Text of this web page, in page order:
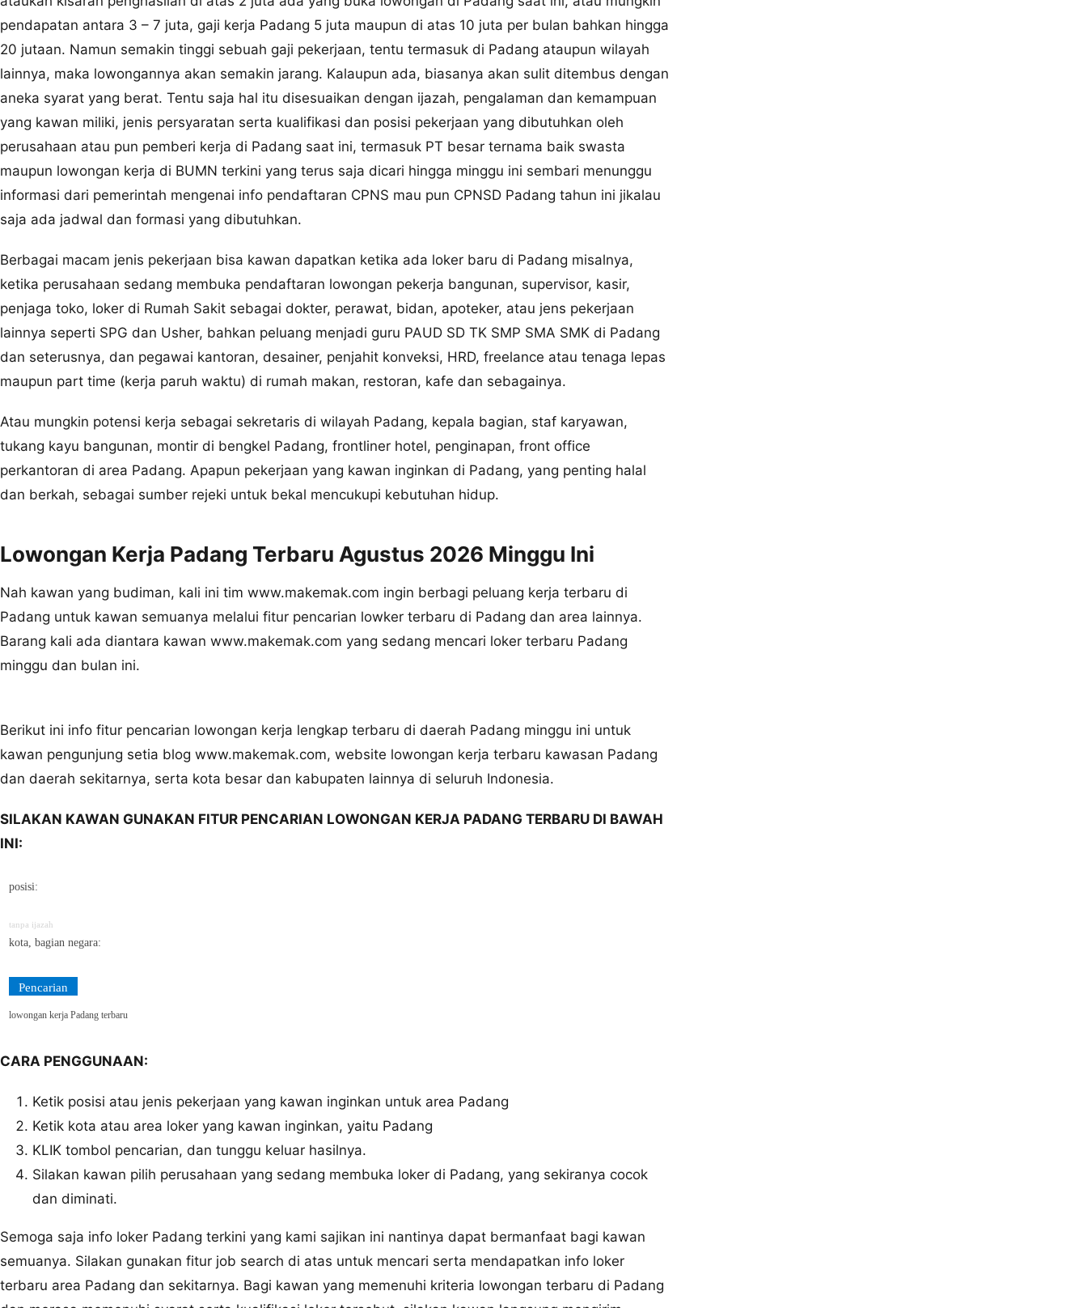
pendapatan antara 3 – 7 juta, gaji kerja Padang 5 juta maupun di atas 10 juta per bulan bahkan hingga
20 jutaan. Namun semakin tinggi sebuah gaji pekerjaan, tentu termasuk di Padang ataupun wilayah
lainnya, maka lowongannya akan semakin jarang. Kalaupun ada, biasanya akan sulit ditembus dengan
aneka syarat yang berat. Tentu saja hal itu disesuaikan dengan ijazah, pengalaman dan kemampuan
yang kawan miliki, jenis persyaratan serta kualifikasi dan posisi pekerjaan yang dibutuhkan oleh
perusahaan atau pun pemberi kerja di Padang saat ini, termasuk PT besar ternama baik swasta
maupun lowongan kerja di BUMN terkini yang terus saja dicari hingga minggu ini sembari menunggu
informasi dari pemerintah mengenai info pendaftaran CPNS mau pun CPNSD Padang tahun ini jikalau
saja ada jadwal dan formasi yang dibutuhkan.
Berbagai macam jenis pekerjaan bisa kawan dapatkan ketika ada loker baru di Padang misalnya,
ketika perusahaan sedang membuka pendaftaran lowongan pekerja bangunan, supervisor, kasir,
penjaga toko, loker di Rumah Sakit sebagai dokter, perawat, bidan, apoteker, atau jens pekerjaan
lainnya seperti SPG dan Usher, bahkan peluang menjadi guru PAUD SD TK SMP SMA SMK di Padang
dan seterusnya, dan pegawai kantoran, desainer, penjahit konveksi, HRD, freelance atau tenaga lepas
maupun part time (kerja paruh waktu) di rumah makan, restoran, kafe dan sebagainya.
Atau mungkin potensi kerja sebagai sekretaris di wilayah Padang, kepala bagian, staf karyawan,
tukang kayu bangunan, montir di bengkel Padang, frontliner hotel, penginapan, front office
perkantoran di area Padang. Apapun pekerjaan yang kawan inginkan di Padang, yang penting halal
dan berkah, sebagai sumber rejeki untuk bekal mencukupi kebutuhan hidup.
Lowongan Kerja Padang Terbaru Agustus 2026 Minggu Ini
Nah kawan yang budiman, kali ini tim www.makemak.com ingin berbagi peluang kerja terbaru di
Padang untuk kawan semuanya melalui fitur pencarian lowker terbaru di Padang dan area lainnya.
Barang kali ada diantara kawan www.makemak.com yang sedang mencari loker terbaru Padang
minggu dan bulan ini.
Berikut ini info fitur pencarian lowongan kerja lengkap terbaru di daerah Padang minggu ini untuk
kawan pengunjung setia blog www.makemak.com, website lowongan kerja terbaru kawasan Padang
dan daerah sekitarnya, serta kota besar dan kabupaten lainnya di seluruh Indonesia.
SILAKAN KAWAN GUNAKAN FITUR PENCARIAN LOWONGAN KERJA PADANG TERBARU DI BAWAH
INI:
posisi:
tanpa ijazah
kota, bagian negara:
Pencarian
lowongan kerja Padang terbaru
CARA PENGGUNAAN:
Ketik posisi atau jenis pekerjaan yang kawan inginkan untuk area Padang
Ketik kota atau area loker yang kawan inginkan, yaitu Padang
KLIK tombol pencarian, dan tunggu keluar hasilnya.
Silakan kawan pilih perusahaan yang sedang membuka loker di Padang, yang sekiranya cocok
dan diminati.
Semoga saja info loker Padang terkini yang kami sajikan ini nantinya dapat bermanfaat bagi kawan
semuanya. Silakan gunakan fitur job search di atas untuk mencari serta mendapatkan info loker
terbaru area Padang dan sekitarnya. Bagi kawan yang memenuhi kriteria lowongan terbaru di Padang